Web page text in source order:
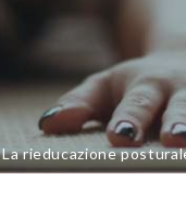
La rieducazione